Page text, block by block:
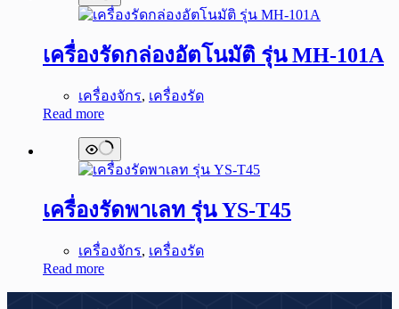
เครื่องรัดกล่องอัตโนมัติ รุ่น MH-101A
เครื่องจักร, เครื่องรัด
Read more
เครื่องรัดพาเลท รุ่น YS-T45
เครื่องจักร, เครื่องรัด
Read more